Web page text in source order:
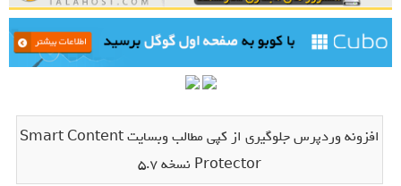
افزونه وردپرس جلوگیری از کپی مطالب وبسایت Smart Content
Protector نسخه 5.7